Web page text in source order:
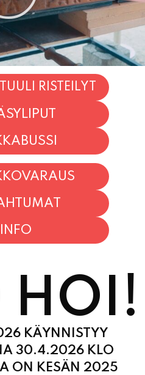
RISTEILYT
INFO
HOI!
KÄYNNISTYY
30.4.2026 KLO
ON KESÄN 2025
PIZZAT
TERVETULOA!
KÄTEVÄSTI